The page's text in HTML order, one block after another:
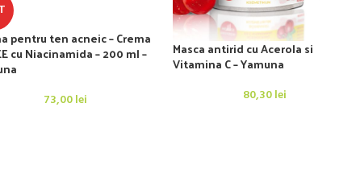
pentru ten acneic – Crema
cu Niacinamida – 200 ml –
73,00lei
Masca antirid cu Acerola si
Vitamina C – Yamuna
80,30lei